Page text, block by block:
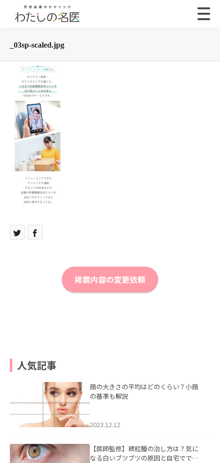
_03sp-scaled.jpg
掲載内容の変更依頼
人気記事
顔の大きさの平均はどのくらい？小顔
の基準も解説
2023.12.12
【医師監修】稗粒腫の治し方は？気に
なる白いブツブツの原因と自宅ででき